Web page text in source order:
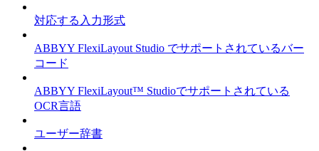
対応する入力形式
ABBYY FlexiLayout Studio でサポートされているバー
コード
ABBYY FlexiLayout™ Studioでサポートされている
OCR言語
ユーザー辞書